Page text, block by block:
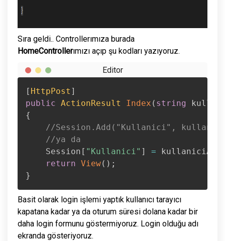
Sıra geldi.. Controllerımıza burada
HomeControllerımızı açıp şu kodları yazıyoruz.
[ HttpPost ]
public ActionResult Index ( string
{
//Session.Add("Kullanici",
//ya da
    Session
[ "Kullanici" ] = kullaniciAd
return View( ) ;
}
Basit olarak login işlemi yaptık kullanıcı tarayıcı
kapatana kadar ya da oturum süresi dolana kadar bir
daha login formunu göstermiyoruz. Login olduğu adı
ekranda gösteriyoruz.